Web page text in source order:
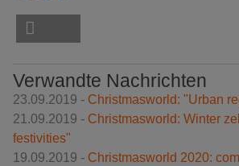
Verwandte Nachrichten
23.09.2019 - Christmasworld: "Urban
21.09.2019 - Christmasworld: Winter
festivities"
19.09.2019 - Christmasworld 2020: